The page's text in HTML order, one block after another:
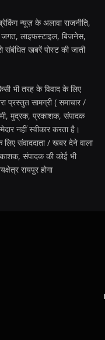
न्यूज़ के अलावा राजनीति,
लाइफस्टाइल, बिजनेस,
संबंधित खबरें पोस्ट की जाती
भी तरह के विवाद के लिए
प्रस्तुत सामग्री ( समाचार /
मुद्रक, प्रकाशक, संपादक
नहीं स्वीकार करता है।
लिए संवाददाता / खबर देने वाला
संपादक की कोई भी
रायपुर होगा